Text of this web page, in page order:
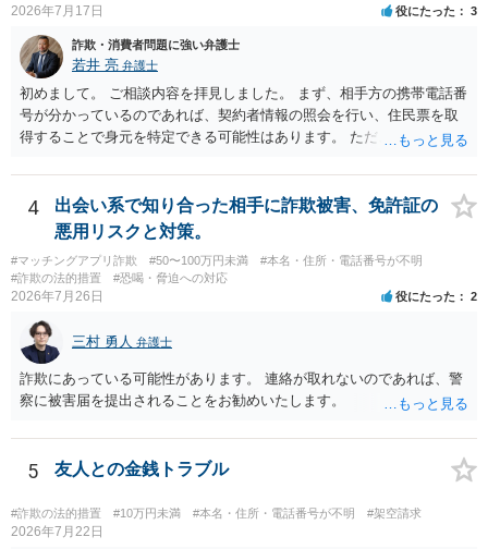
2026年7月17日 役にたった 3
詐欺・消費者問題に強い弁護士
若井 亮 弁護士
初めまして。 ご相談内容を拝見しました。 まず、相手方の携帯電話番
号が分かっているのであれば、契約者情報の照会を行い、住民票を取
得することで身元を特定できる可能性はあります。 ただ、他人名義の
ろです。 LINEについても、詐欺の事案であれば照会できる可能性はあ
りますが、携帯電話の番号を経由する方法より難しくなります。 身元
を特定した後は、返金の理屈があるかどうかを確認していきます。 基
本的に贈与に該当する場合には返金請求ができません。 詐欺を含め、
当方に返金の理屈があるかどうかを確認していきます。 さらに、渡し
た金額について、裏付けがあるかどうかも精査します。 上記を経て、
からスタートすることになるでしょう。 ご理解のとおり、詐欺である
ことの立証は簡単ではありません。 刑事事件化が出来るのであれば、
返金交渉で有利になる可能性がありますが、民事上の詐欺の立証以上
に難しいところがあります。 こちらについては、一度、最寄りの警察
は、証拠を拝見する必要があるため、直接弁護士にご相談された方が
良いかと思います。
4
出会い系で知り合った相手に詐欺被害、免許証の
悪用リスクと対策。
#マッチングアプリ詐欺 #50〜100万円未満
#本名・住所・電話番号が不明
#詐欺の法的措置
#恐喝・脅迫への対応
2026年7月26日 役にたった 2
三村 勇人 弁護士
詐欺にあっている可能性があります。 連絡が取れないのであれば、警
察に被害届を提出されることをお勧めいたします。
5 友人との金銭トラブル
#詐欺の法的措置 #10万円未満 #本名・住所・電話番号が不明 #架空請求
2026年7月22日